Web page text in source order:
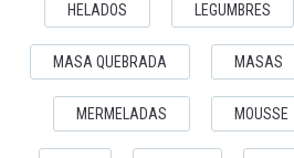
HELADOS LEGUMBRES
MASA QUEBRADA MASAS
MERMELADAS MOUSSE